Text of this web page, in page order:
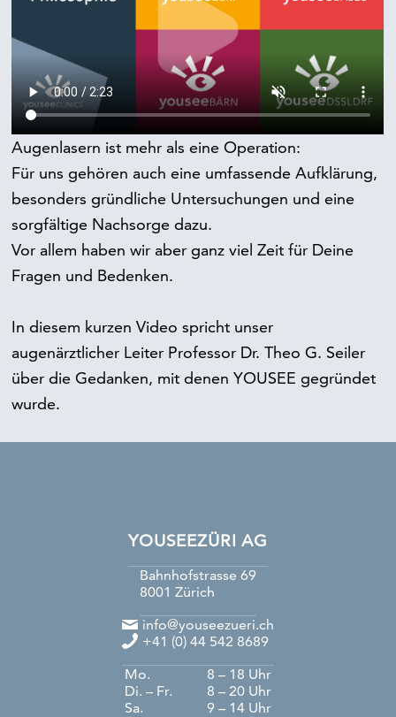
Augenlasern ist mehr als eine Operation:
Für uns gehören auch eine umfassende Aufklärung,
besonders gründliche Untersuchungen und eine
sorgfältige Nachsorge dazu.
Vor allem haben wir aber ganz viel Zeit für Deine
Fragen und Bedenken.
In diesem kurzen Video spricht unser
augenärztlicher Leiter Professor Dr. Theo G. Seiler
über die Gedanken, mit denen YOUSEE gegründet
wurde.
YOUSEEZÜRI AG
Bahnhofstrasse 69
8001 Zürich
info@youseezueri.ch
+41 (0) 44 542 8689
Mo.
8 – 18 Uhr
Di. – Fr.
8 – 20 Uhr
Sa.
9 – 14 Uhr